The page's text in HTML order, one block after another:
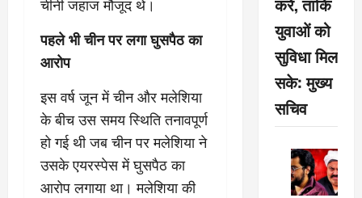
चीनी जहाज मौजूद थे।
पहले भी चीन पर लगा घुसपैठ का
आरोप
इस वर्ष जून में चीन और मलेशिया
के बीच उस समय स्थिति तनावपूर्ण
हो गई थी जब चीन पर मलेशिया ने
उसके एयरस्‍पेस में घुसपैठ का
आरोप लगाया था। मलेशिया की
युवाओं को
सुविधा मिल
सके: मुख्य
सचिव